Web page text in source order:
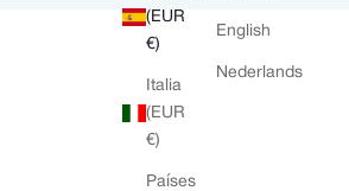
(EUR
€)
Italia
(EUR
€)
Países
English
Nederlands